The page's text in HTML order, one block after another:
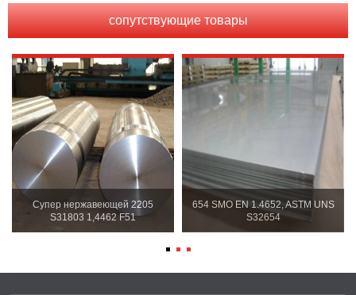
сопутствующие товары
Супер нержавеющей 2205
S31803 1,4462 F51
654 SMO EN 1.4652, ASTM UNS
S32654